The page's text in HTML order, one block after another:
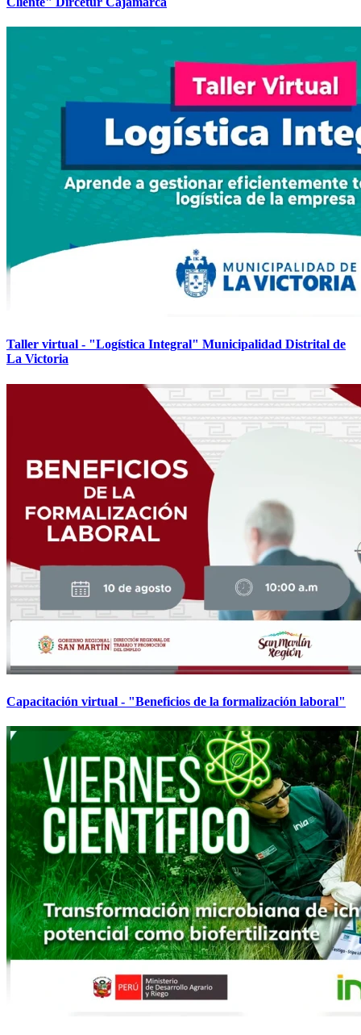
Taller virtual - "Logística Integral" Municipalidad Distrital de
La Victoria
Capacitación virtual - "Beneficios de la formalización laboral"